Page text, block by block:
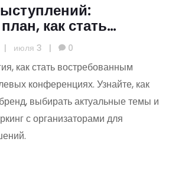
как стать
| июля 3 | 0
как стать востребованным
конференциях. Узнайте, как
выбирать актуальные темы и
с организаторами для